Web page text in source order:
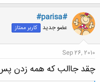
#parisa#
عضو جدید کاربر ممتاز
Sep 26, 2010
چقد جاالب که همه زدن